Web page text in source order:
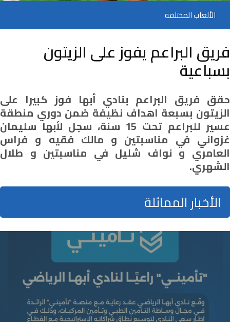
الألعاب المختلفه
فريق البراعم يفوز على الزيتون
بسباعية
حقق فريق البراعم بنادي أبها فوز كبيرا على
الزيتون بسبعة اهداف نظيفة ضمن دوري منطقة
عسير للبراعم تحت 15 سنة، سجل لأبها سليمان
غزواني في مناسبتين و مالك فقيه و فراس
العامري و نواف شليل في مناسبتين و طلال
الشهري.
الأخبار المماثلة